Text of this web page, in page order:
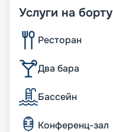
Услуги на борту
Ресторан
Два бара
Бассейн
Конференц-зал